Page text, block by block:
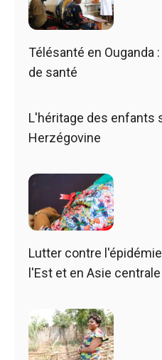
Télésanté en Ouganda
de santé
L'héritage des enfants
Herzégovine
Lutter contre
l'Est et en Asie centrale